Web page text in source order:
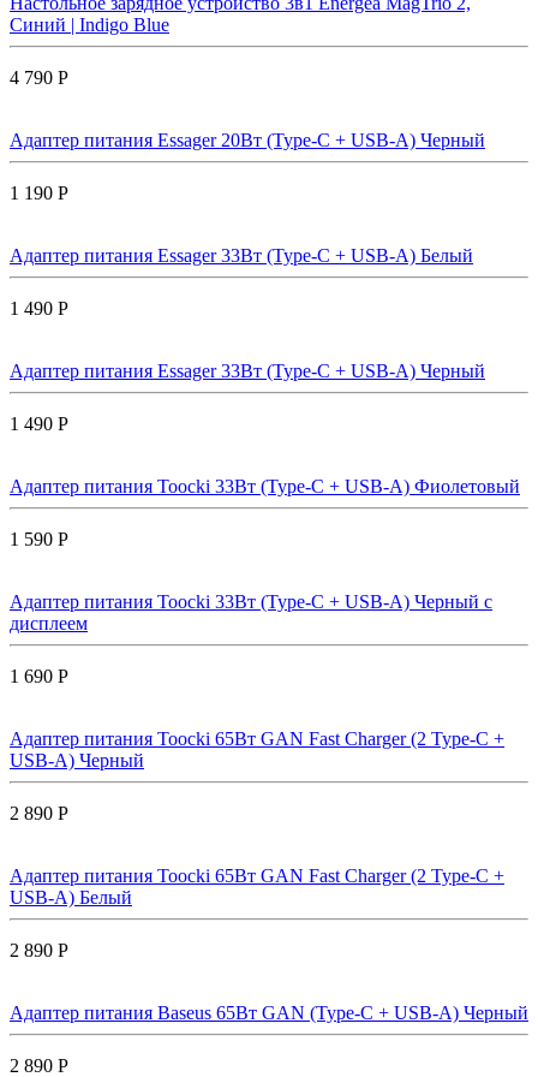
Синий | Indigo Blue
4 790 Р
Адаптер питания Essager 20Вт (Type-C + USB-A) Черный
1 190 Р
Адаптер питания Essager 33Вт (Type-C + USB-A) Белый
1 490 Р
Адаптер питания Essager 33Вт (Type-C + USB-A) Черный
1 490 Р
Адаптер питания Toocki 33Вт (Type-C + USB-A) Фиолетовый
1 590 Р
Адаптер питания Toocki 33Вт (Type-C + USB-A) Черный с
дисплеем
1 690 Р
Адаптер питания Toocki 65Вт GAN Fast Charger (2 Type-C +
USB-A) Черный
2 890 Р
Адаптер питания Toocki 65Вт GAN Fast Charger (2 Type-C +
USB-A) Белый
2 890 Р
Адаптер питания Baseus 65Вт GAN (Type-C + USB-A) Черный
2 890 Р